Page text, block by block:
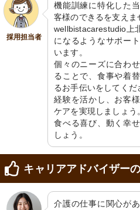
採用担当者
機能訓練に特化した
客様のできるを支えま
wellbistacarestudio上
になるようなサポー
います。
個々のニーズに合わ
ることで、食事や着
るお手伝いをしてくだ
経験を活かし、お客
ケアを実現しましょう
食べる喜び、動く幸
しょう。
キャリアアドバイザー
介護の仕事に関心が